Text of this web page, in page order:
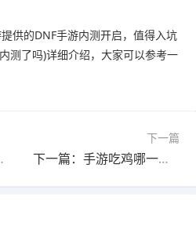
供的DNF手游内测开启，值得入坑
测了吗)详细介绍，大家可以参考一
,如何获取内测资格呢视频)
下一篇
下一篇：手游吃鸡哪一款的体验最好?(手游吃鸡哪一款的体验最好用)